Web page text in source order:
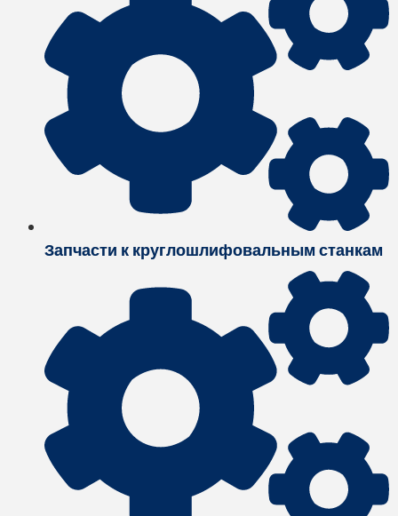
Запчасти к круглошлифовальным станкам